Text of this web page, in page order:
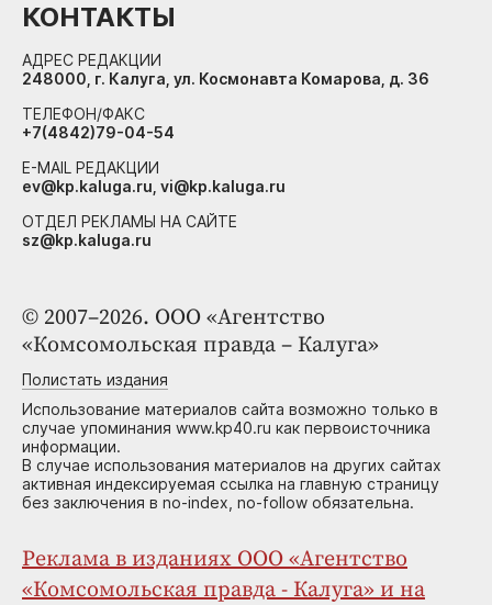
© 2007–2026. ООО «Агентство
«Комсомольская правда – Калуга»
Полистать издания
Использование материалов сайта возможно только в
случае упоминания www.kp40.ru как первоисточника
информации.
В случае использования материалов на других сайтах
активная индексируемая ссылка на главную страницу
без заключения в no-index, no-follow обязательна.
Реклама в изданиях ООО «Агентство
«Комсомольская правда - Калуга» и на
КОНТАКТЫ
АДРЕС РЕДАКЦИИ
248000, г. Калуга, ул. Космонавта Комарова, д. 36
ТЕЛЕФОН/ФАКС
+7(4842)79-04-54
E-MAIL РЕДАКЦИИ
ev@kp.kaluga.ru, vi@kp.kaluga.ru
ОТДЕЛ РЕКЛАМЫ НА САЙТЕ
sz@kp.kaluga.ru